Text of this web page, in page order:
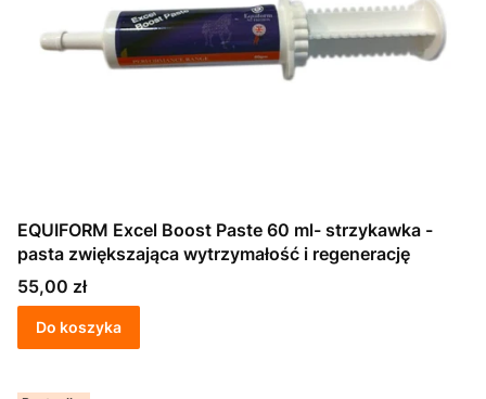
EQUIFORM Excel Boost Paste 60 ml- strzykawka -
pasta zwiększająca wytrzymałość i regenerację
Cena
55,00 zł
Do koszyka